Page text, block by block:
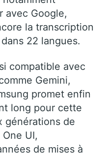
avec Google,
la transcription
22 langues.
compatible avec
Gemini,
promet enfin
long pour cette
générations de
UI,
de mises à